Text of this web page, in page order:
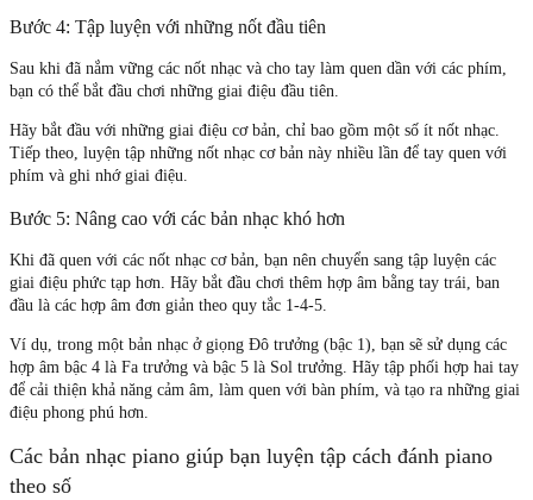
Bước 4: Tập luyện với những nốt đầu tiên
Sau khi đã nắm vững các nốt nhạc và cho tay làm quen dần với các phím,
bạn có thể bắt đầu chơi những giai điệu đầu tiên.
Hãy bắt đầu với những giai điệu cơ bản, chỉ bao gồm một số ít nốt nhạc.
Tiếp theo, luyện tập những nốt nhạc cơ bản này nhiều lần để tay quen với
phím và ghi nhớ giai điệu.
Bước 5: Nâng cao với các bản nhạc khó hơn
Khi đã quen với các nốt nhạc cơ bản, bạn nên chuyển sang tập luyện các
giai điệu phức tạp hơn. Hãy bắt đầu chơi thêm hợp âm bằng tay trái, ban
đầu là các hợp âm đơn giản theo quy tắc 1-4-5.
Ví dụ, trong một bản nhạc ở giọng Đô trưởng (bậc 1), bạn sẽ sử dụng các
hợp âm bậc 4 là Fa trưởng và bậc 5 là Sol trưởng. Hãy tập phối hợp hai tay
để cải thiện khả năng cảm âm, làm quen với bàn phím, và tạo ra những giai
điệu phong phú hơn.
Các bản nhạc piano giúp bạn luyện tập cách đánh piano
theo số